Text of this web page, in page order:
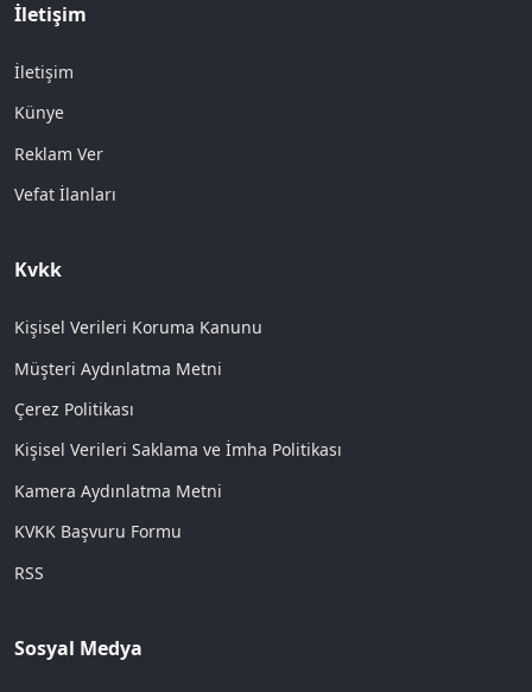
İletişim
İletişim
Künye
Reklam Ver
Vefat İlanları
Kvkk
Kişisel Verileri Koruma Kanunu
Müşteri Aydınlatma Metni
Çerez Politikası
Kişisel Verileri Saklama ve İmha Politikası
Kamera Aydınlatma Metni
KVKK Başvuru Formu
RSS
Sosyal Medya